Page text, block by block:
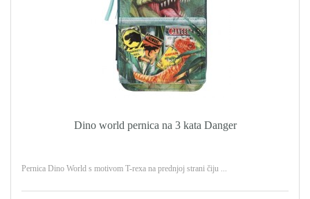
Dino world pernica na 3 kata Danger
Pernica Dino World s motivom T-rexa na prednjoj strani čiju ...